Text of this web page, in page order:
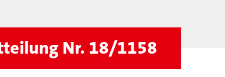
Nr. 18/1158